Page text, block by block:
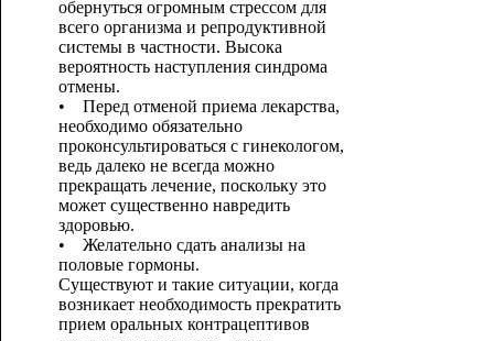
обернуться огромным стрессом для
всего организма и репродуктивной
системы в частности. Высока
вероятность наступления синдрома
отмены.
• Перед отменой приема лекарства,
необходимо обязательно
проконсультироваться с гинекологом,
ведь далеко не всегда можно
прекращать лечение, поскольку это
может существенно навредить
здоровью.
• Желательно сдать анализы на
половые гормоны.
Существуют и такие ситуации, когда
возникает необходимость прекратить
прием оральных контрацептивов